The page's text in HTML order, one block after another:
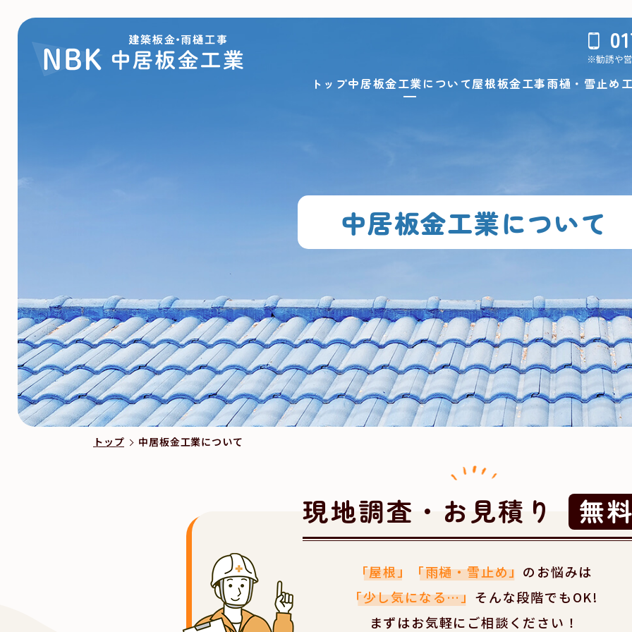
トップ中居板金工業について屋根板金工事雨樋・雪止め
中居板金工業について
トップ 中居板金工業について
現地調査・お見積り 無
「屋根」 「雨樋・雪止め」 のお悩みは
「少し気になる…」 そんな段階でもOK!
まずはお気軽にご相談ください！